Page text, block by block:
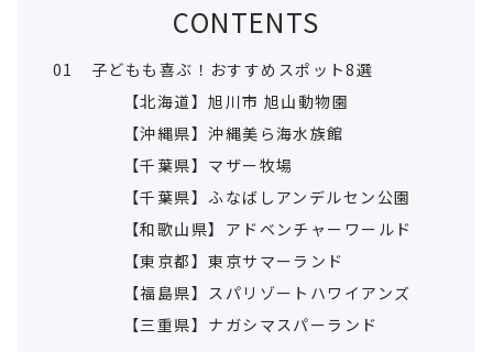
CONTENTS
01
子どもも喜ぶ！おすすめスポット8選
【北海道】旭川市 旭山動物園
【沖縄県】沖縄美ら海水族館
【千葉県】マザー牧場
【千葉県】ふなばしアンデルセン公園
【和歌山県】アドベンチャーワールド
【東京都】東京サマーランド
【福島県】スパリゾートハワイアンズ
【三重県】ナガシマスパーランド